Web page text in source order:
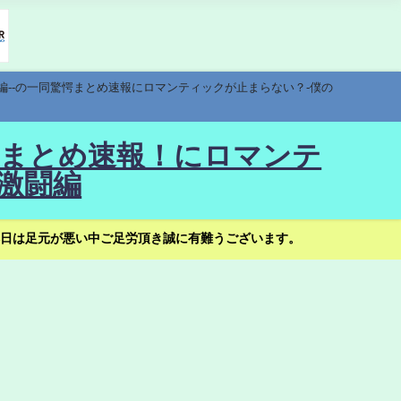
の一同驚愕まとめ速報にロマンティックが止まらない？-僕の
とめ速報！にロマンテ
闘編
足元が悪い中ご足労頂き誠に有難うございます。